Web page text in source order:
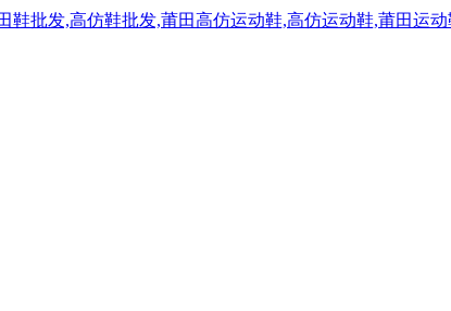
批发,高仿鞋批发,莆田高仿运动鞋,高仿运动鞋,莆田运动